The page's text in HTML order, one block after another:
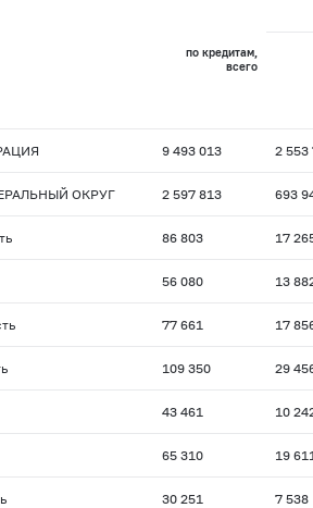
по кредитам,
всего
9 493 013 2 553
ОКРУГ 2 597 813 693
86 803 17
56 080 13
77 661 17
109 350 29
43 461 10
65 310 19
30 251 7 538